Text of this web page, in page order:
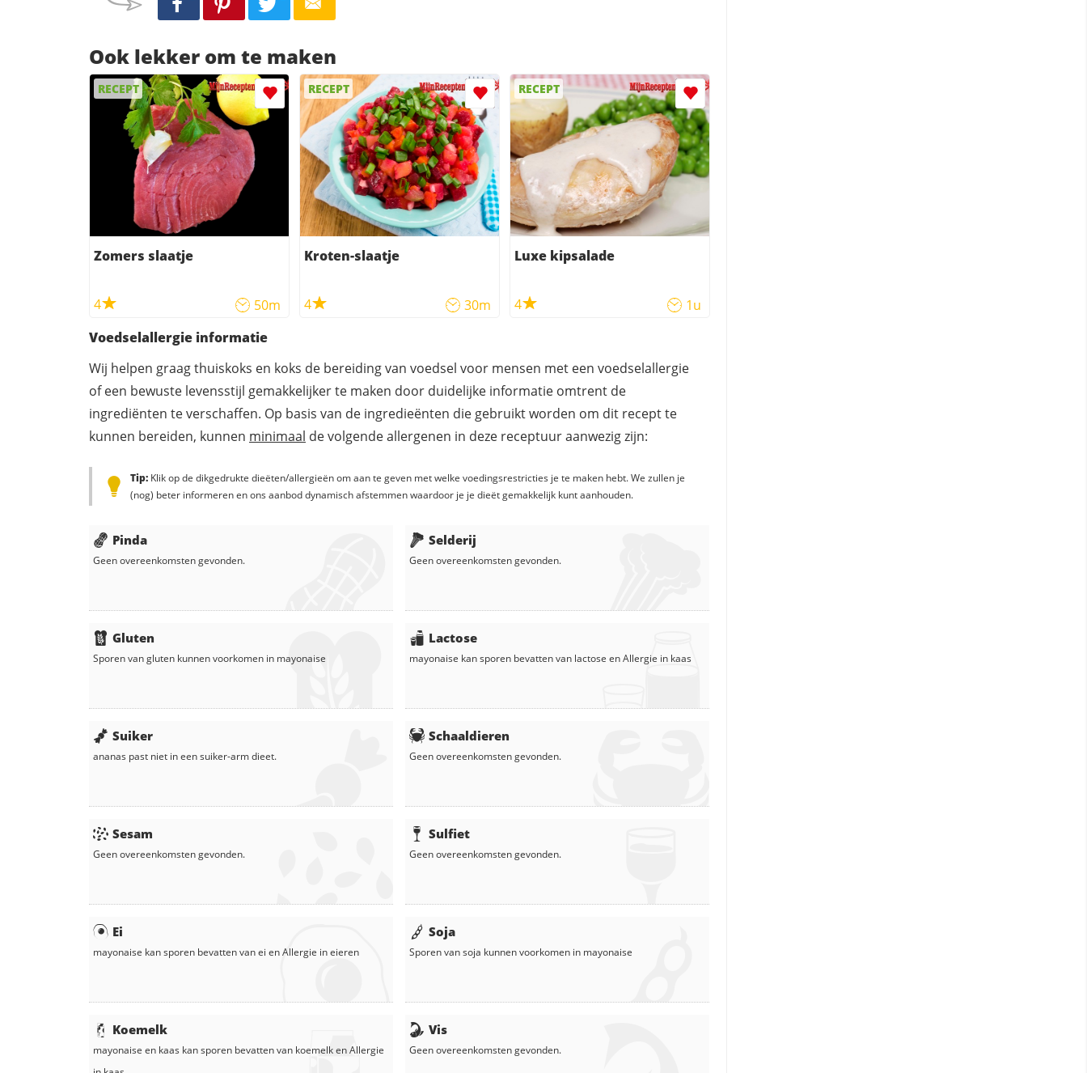
Ook lekker om te maken
RECEPT
Zomers slaatje
4 50m
RECEPT
Kroten-slaatje
4 30m
RECEPT
Luxe kipsalade
4
1u
Voedselallergie informatie
Wij helpen graag thuiskoks en koks de bereiding van voedsel voor mensen met een voedselallergie
of een bewuste levensstijl gemakkelijker te maken door duidelijke informatie omtrent de
ingrediënten te verschaffen. Op basis van de ingredieënten die gebruikt worden om dit recept te
kunnen bereiden, kunnen minimaal de volgende allergenen in deze receptuur aanwezig zijn:
Tip: Klik op de dikgedrukte dieëten/allergieën om aan te geven met welke voedingsrestricties je te maken hebt. We zullen je
(nog) beter informeren en ons aanbod dynamisch afstemmen waardoor je je dieët gemakkelijk kunt aanhouden.
Pinda
Geen overeenkomsten gevonden.
Gluten
Sporen van gluten kunnen voorkomen in mayonaise
Suiker
ananas past niet in een suiker-arm dieet.
Sesam
Geen overeenkomsten gevonden.
Ei
mayonaise kan sporen bevatten van ei enAllergie ineieren
Koemelk
mayonaise en kaas kan sporen bevatten van koemelk enAllergie
Selderij
Geen overeenkomsten gevonden.
Lactose
mayonaise kan sporen bevatten van lactose enAllergie in kaas
Schaaldieren
Geen overeenkomsten gevonden.
Sulfiet
Geen overeenkomsten gevonden.
Soja
Sporen van soja kunnen voorkomen in mayonaise
Vis
Geen overeenkomsten gevonden.